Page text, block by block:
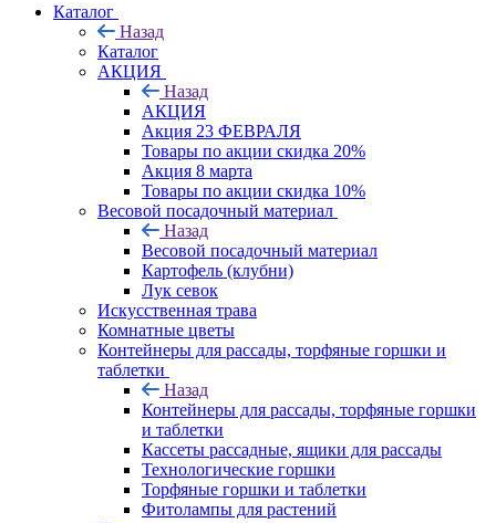
Каталог
Назад
Каталог
АКЦИЯ
Назад
АКЦИЯ
Акция 23 ФЕВРАЛЯ
Товары по акции скидка 20%
Акция 8 марта
Товары по акции скидка 10%
Весовой посадочный материал
Назад
Весовой посадочный материал
Картофель (клубни)
Лук севок
Искусственная трава
Комнатные цветы
Контейнеры для рассады, торфяные горшки и
таблетки
Назад
Контейнеры для рассады, торфяные горшки
и таблетки
Кассеты рассадные, ящики для рассады
Технологические горшки
Торфяные горшки и таблетки
Фитолампы для растений